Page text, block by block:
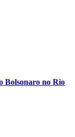
Bolsonaro no Rio